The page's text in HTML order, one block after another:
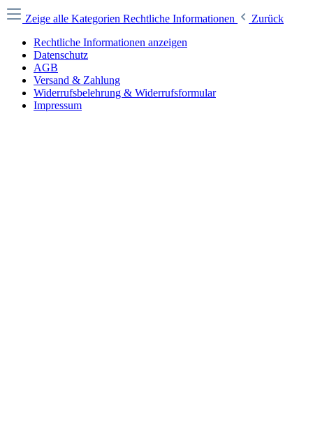
Zeige alle Kategorien Rechtliche Informationen
Zurück
Rechtliche Informationen anzeigen
Datenschutz
AGB
Versand & Zahlung
Widerrufsbelehrung & Widerrufsformular
Impressum